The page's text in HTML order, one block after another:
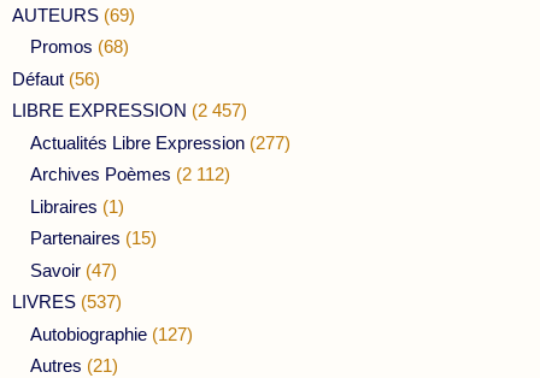
AUTEURS (69)
Promos (68)
Défaut (56)
LIBRE EXPRESSION (2 457)
Actualités Libre Expression (277)
Archives Poèmes (2 112)
Libraires (1)
Partenaires (15)
Savoir (47)
LIVRES (537)
Autobiographie (127)
Autres (21)